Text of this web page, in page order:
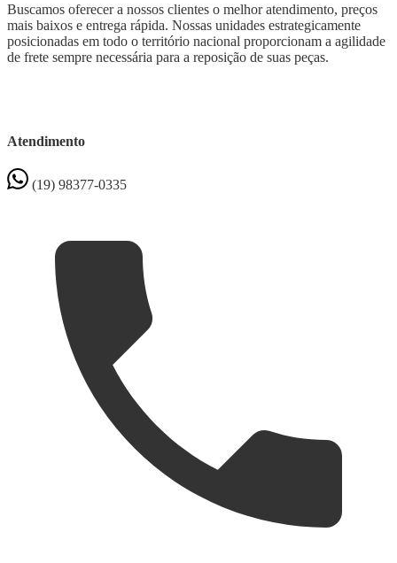
Buscamos oferecer a nossos clientes o melhor atendimento, preços
mais baixos e entrega rápida. Nossas unidades estrategicamente
posicionadas em todo o território nacional proporcionam a agilidade
de frete sempre necessária para a reposição de suas peças.
Atendimento
(19) 98377-0335